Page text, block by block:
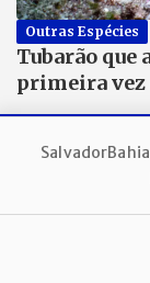
Outras Espécies
Tubarão que
primeira vez
SalvadorBahia